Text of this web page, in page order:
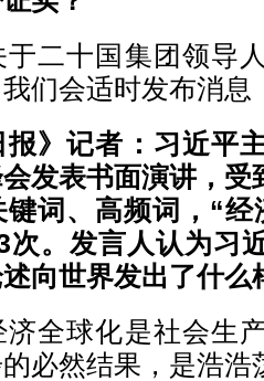
于二十国集团领导
们会适时发布消息
报》记者：习近平
发表书面演讲，受
键词、高频词，“
次。发言人认为习
向世界发出了什么
济全球化是社会生
必然结果，是浩浩